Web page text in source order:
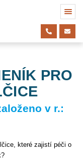
PRO
v r.:
které zajistí péči o